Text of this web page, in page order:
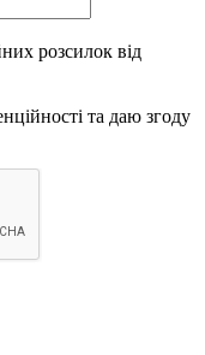
розсилок від
та даю згоду